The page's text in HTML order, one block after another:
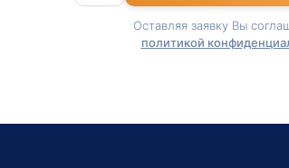
Оставляя заявку Вы
политикой